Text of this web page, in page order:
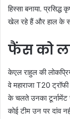
हिस्सा बनाया.
खेल रहे हैं और हाल के
फैंस को
केएल राहुल की
वे महाराजा T20
के चलते उनका
कोई टीम उन पर दांव